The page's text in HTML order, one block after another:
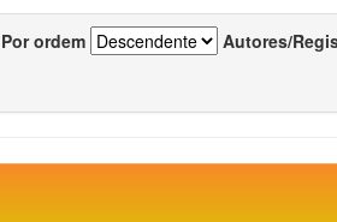
Por ordem Autores/